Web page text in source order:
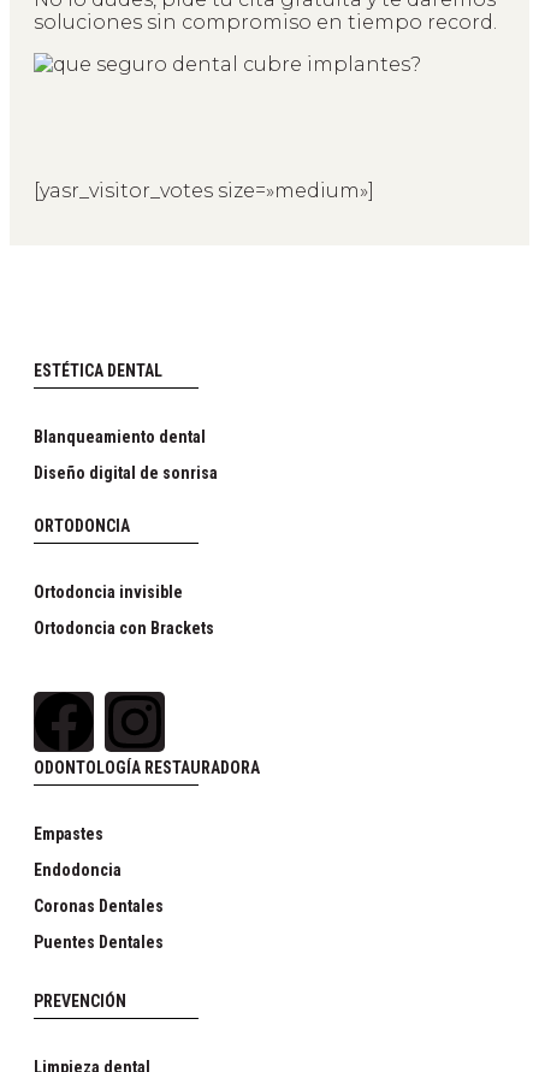
soluciones sin compromiso en tiempo record.
[yasr_visitor_votes size=»medium»]
ESTÉTICA DENTAL
Blanqueamiento dental
Diseño digital de sonrisa
ORTODONCIA
Ortodoncia invisible
Ortodoncia con Brackets
ODONTOLOGÍA RESTAURADORA
Empastes
Endodoncia
Coronas Dentales
Puentes Dentales
PREVENCIÓN
Limpieza dental